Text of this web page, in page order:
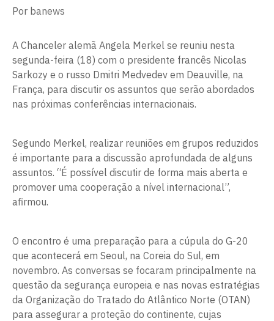
Por banews
A Chanceler alemã Angela Merkel se reuniu nesta
segunda-feira (18) com o presidente francês Nicolas
Sarkozy e o russo Dmitri Medvedev em Deauville, na
França, para discutir os assuntos que serão abordados
nas próximas conferências internacionais.
Segundo Merkel, realizar reuniões em grupos reduzidos
é importante para a discussão aprofundada de alguns
assuntos. “É possível discutir de forma mais aberta e
promover uma cooperação a nível internacional”,
afirmou.
O encontro é uma preparação para a cúpula do G-20
que acontecerá em Seoul, na Coreia do Sul, em
novembro. As conversas se focaram principalmente na
questão da segurança europeia e nas novas estratégias
da Organização do Tratado do Atlântico Norte (OTAN)
para assegurar a proteção do continente, cujas